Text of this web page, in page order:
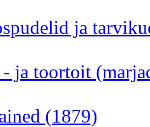
ja
- ja toortoit
(1879)